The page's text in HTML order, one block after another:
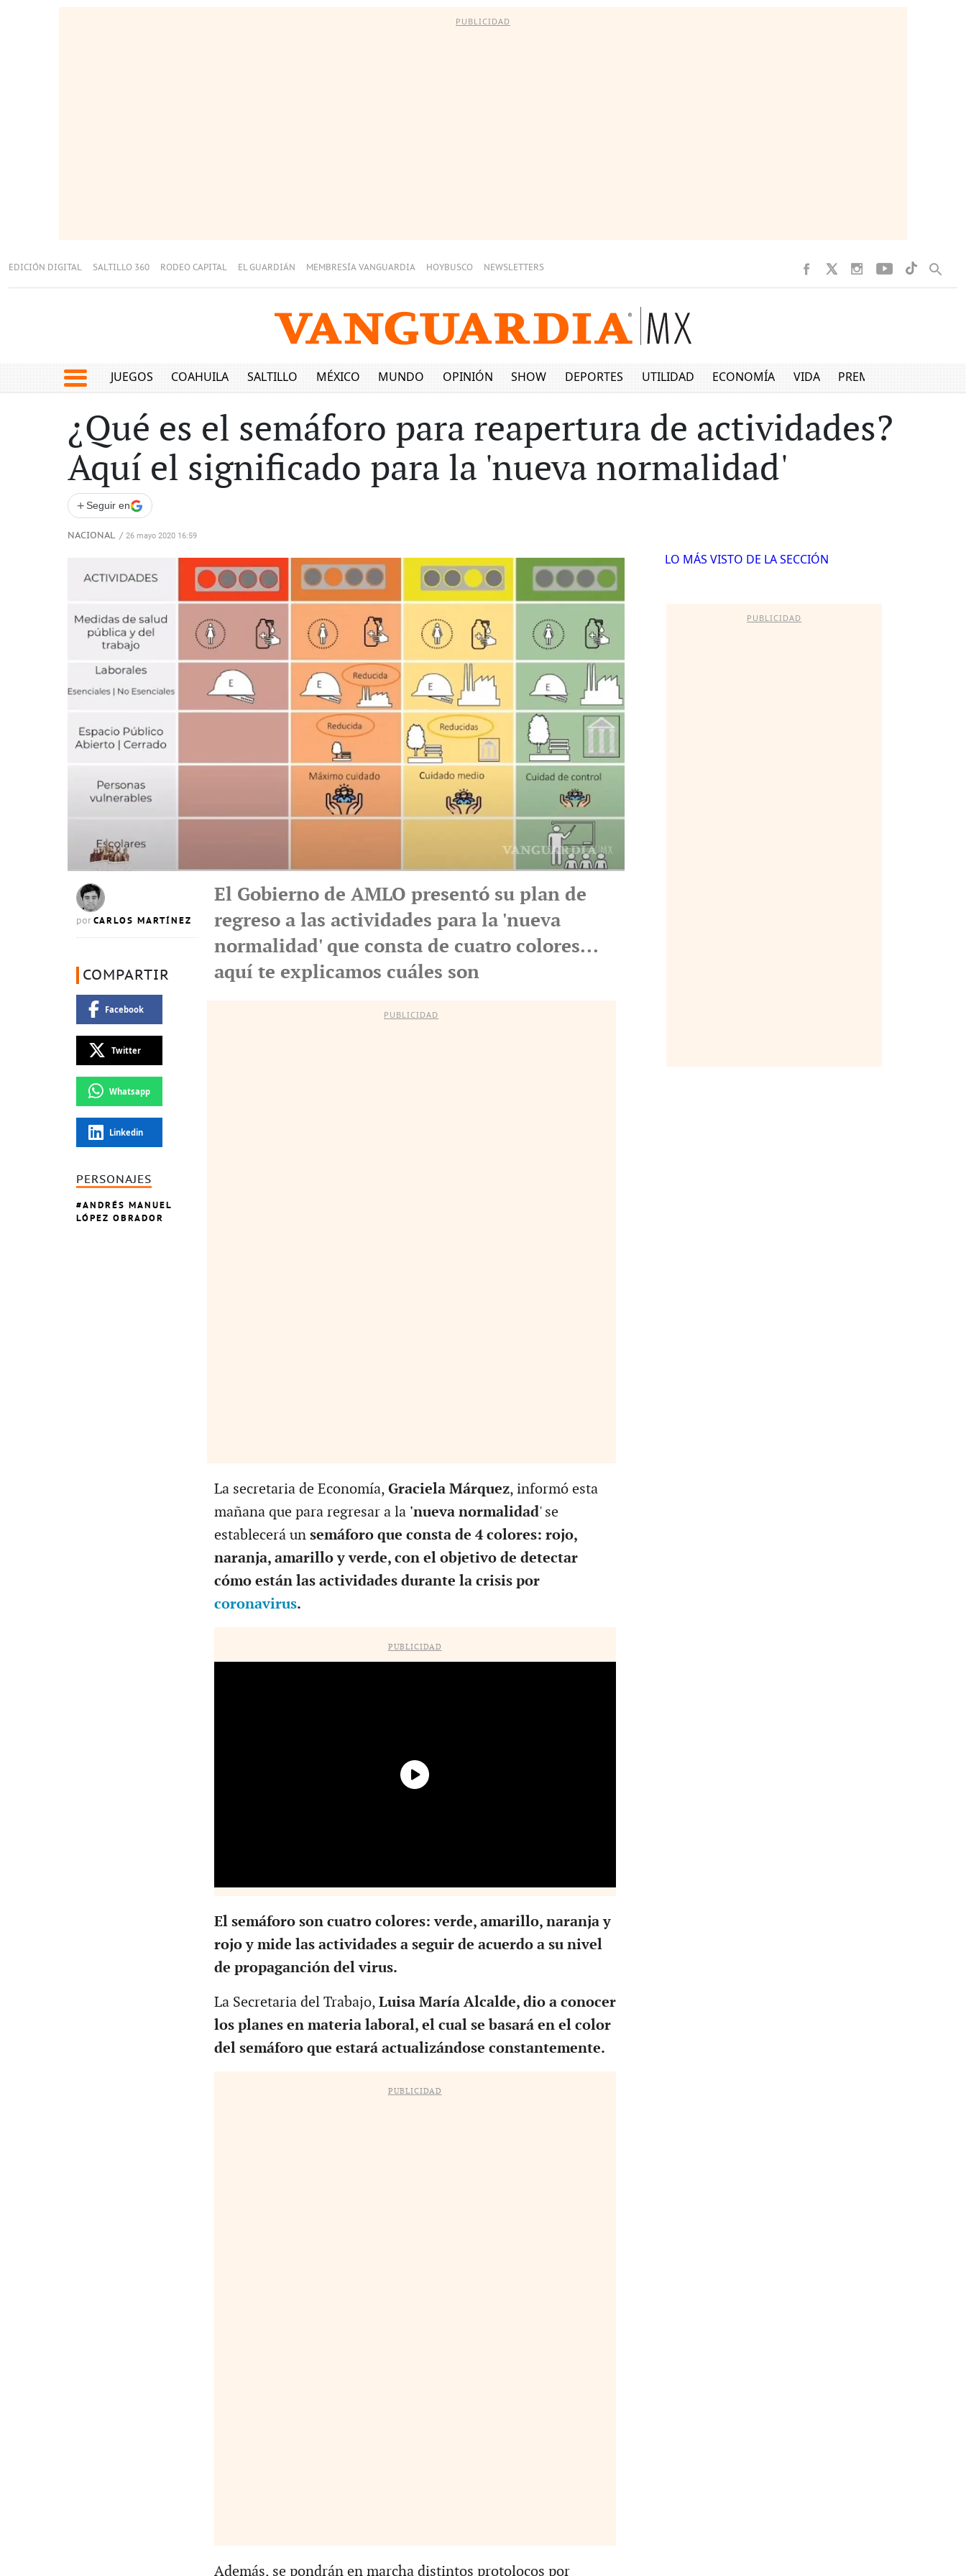
PUBLICIDAD
EDICIÓN DIGITAL SALTILLO 360 RODEO CAPITAL EL GUARDIÁN MEMBRESÍA VANGUARDIA HOYBUSCO NEWSLETTERS
JUEGOS COAHUILA SALTILLO MÉXICO MUNDO OPINIÓN SHOW DEPORTES UTILIDAD ECONOMÍA VIDA PREMIUM
¿Qué es el semáforo para reapertura de actividades?
Aquí el significado para la 'nueva normalidad'
+ Seguir en
NACIONAL / 26 mayo 2020 16:59
por CARLOS MARTÍNEZ
COMPARTIR
Facebook
Twitter
Whatsapp
Linkedin
PERSONAJES
ANDRÉS MANUEL
LÓPEZ OBRADOR
El Gobierno de AMLO presentó su plan de
regreso a las actividades para la 'nueva
normalidad' que consta de cuatro colores...
aquí te explicamos cuáles son
PUBLICIDAD
La secretaria de Economía, Graciela Márquez, informó esta
mañana que para regresar a la 'nueva normalidad' se
establecerá unsemáforo que consta de 4 colores: rojo,
naranja, amarillo y verde, con el objetivo de detectar
cómo están las actividades durante la crisis por
coronavirus.
PUBLICIDAD
El semáforo son cuatro colores: verde, amarillo, naranja y
rojo y mide las actividades a seguir de acuerdo a su nivel
de propaganción del virus.
La Secretaria del Trabajo, Luisa María Alcalde, dio a conocer
los planes en materia laboral, el cual se basará en el color
del semáforo que estará actualizándose constantemente.
PUBLICIDAD
Además, se pondrán en marcha distintos protolocos por
LO MÁS VISTO DE LA SECCIÓN
PUBLICIDAD